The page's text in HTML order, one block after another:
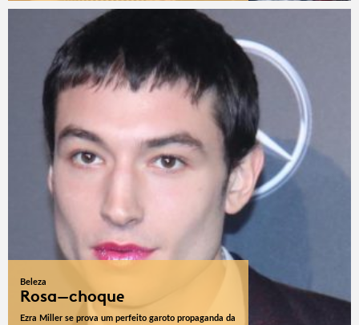
Beleza
Rosa-choque
Ezra Miller se prova um perfeito garoto propaganda da